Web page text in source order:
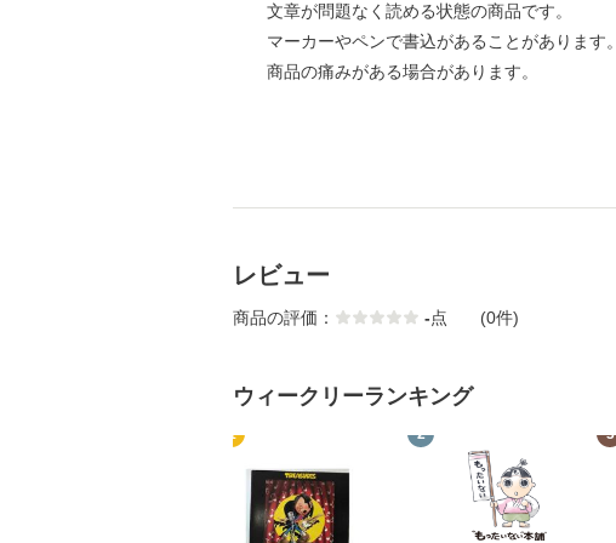
文章が問題なく読める状態の商品です。
マーカーやペンで書込があることがあります。
商品の痛みがある場合があります。
レビュー
商品の評価： -点 (0件)
ウィークリーランキング
1 2 3